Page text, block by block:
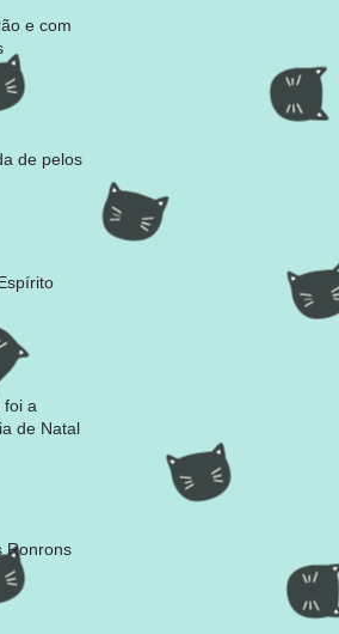
e com
de pelos =
foi a
de Natal
Ronrons